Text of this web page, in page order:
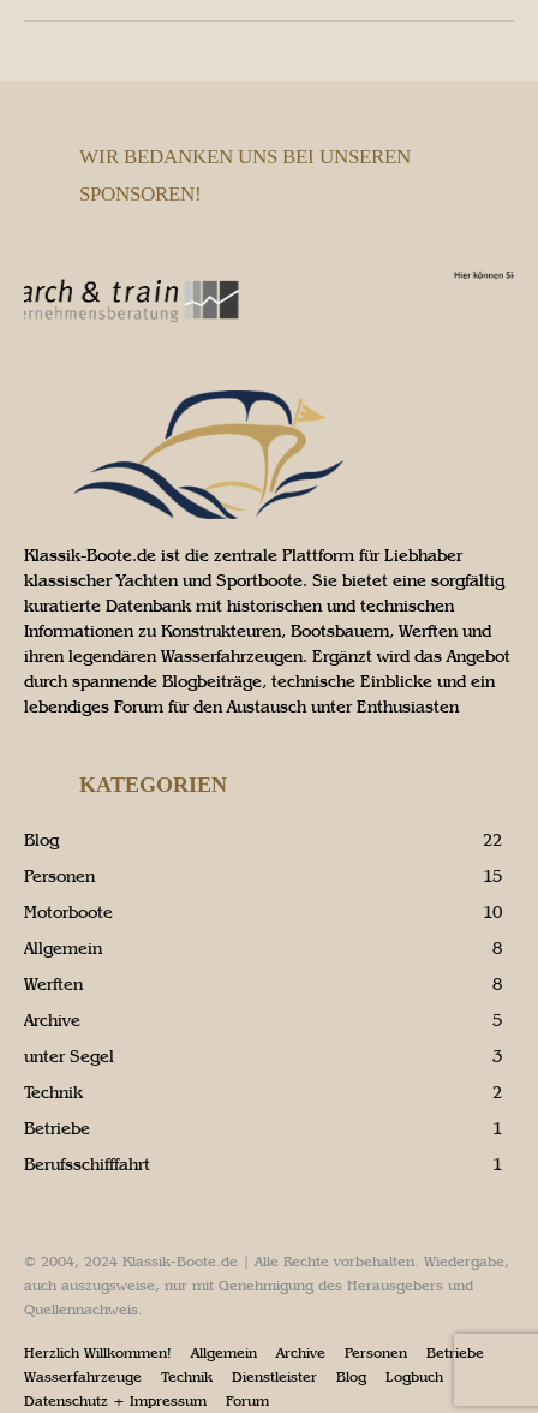
WIR BEDANKEN UNS BEI UNSEREN
SPONSOREN!
Klassik-Boote.de ist die zentrale Plattform für Liebhaber
klassischer Yachten und Sportboote. Sie bietet eine sorgfältig
kuratierte Datenbank mit historischen und technischen
Informationen zu Konstrukteuren, Bootsbauern, Werften und
ihren legendären Wasserfahrzeugen. Ergänzt wird das Angebot
durch spannende Blogbeiträge, technische Einblicke und ein
lebendiges Forum für den Austausch unter Enthusiasten
KATEGORIEN
Blog
22
Personen
15
Motorboote
10
Allgemein
8
Werften
8
Archive
5
unter Segel
3
Technik
2
Betriebe
1
Berufsschifffahrt
1
© 2004, 2024 Klassik-Boote.de | Alle Rechte vorbehalten. Wiedergabe,
auch auszugsweise, nur mit Genehmigung des Herausgebers und
Quellennachweis.
Herzlich Willkommen! Allgemein Archive Personen
Betriebe
Wasserfahrzeuge
Technik Dienstleister Blog
Logbuch
Datenschutz + Impressum
Forum